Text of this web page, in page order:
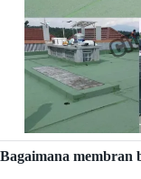
Bagaimana membran